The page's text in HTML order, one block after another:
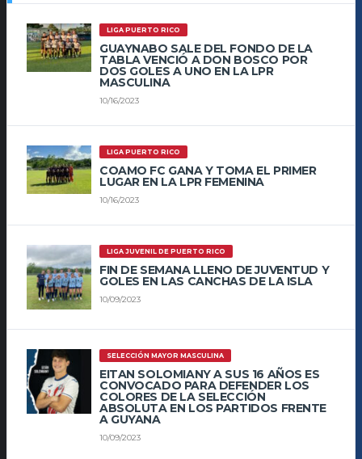
LIGA PUERTO RICO
GUAYNABO SALE DEL FONDO DE LA
TABLA VENCIÓ A DON BOSCO POR
DOS GOLES A UNO EN LA LPR
MASCULINA
10/16/2023
LIGA PUERTO RICO
COAMO FC GANA Y TOMA EL PRIMER
LUGAR EN LA LPR FEMENINA
10/16/2023
LIGA JUVENIL DE PUERTO RICO
FIN DE SEMANA LLENO DE JUVENTUD Y
GOLES EN LAS CANCHAS DE LA ISLA
10/09/2023
SELECCIÓN MAYOR MASCULINA
EITAN SOLOMIANY A SUS 16 AÑOS ES
CONVOCADO PARA DEFENDER LOS
COLORES DE LA SELECCIÓN
ABSOLUTA EN LOS PARTIDOS FRENTE
A GUYANA
10/09/2023